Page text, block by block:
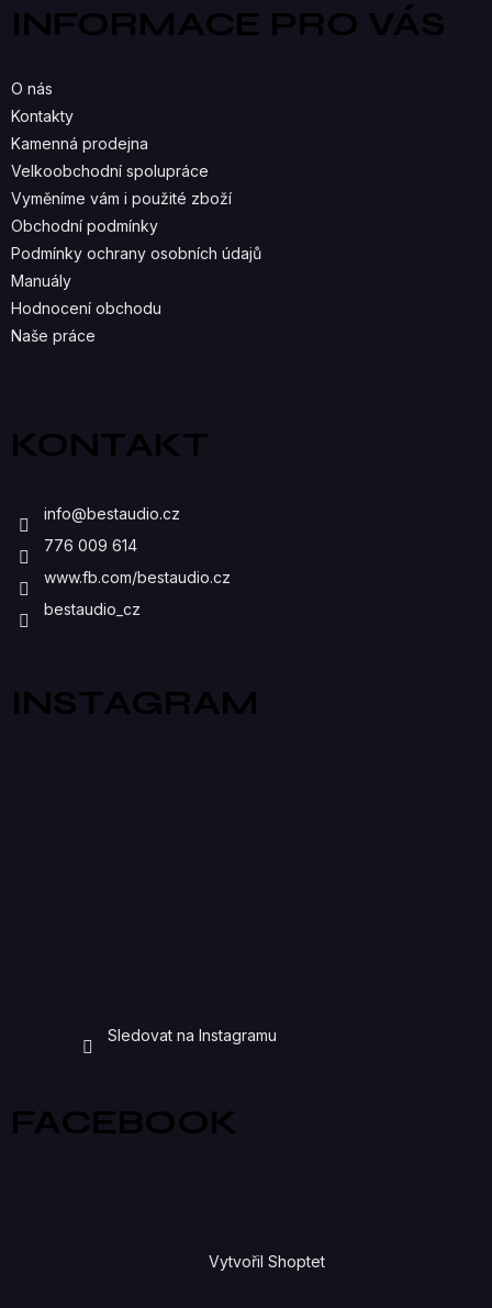
INFORMACE PRO VÁS
O nás
Kontakty
Kamenná prodejna
Velkoobchodní spolupráce
Vyměníme vám i použité zboží
Obchodní podmínky
Podmínky ochrany osobních údajů
Manuály
Hodnocení obchodu
Naše práce
KONTAKT
info@bestaudio.cz
776 009 614
www.fb.com/bestaudio.cz
bestaudio_cz
INSTAGRAM
Sledovat na Instagramu
FACEBOOK
Vytvořil Shoptet